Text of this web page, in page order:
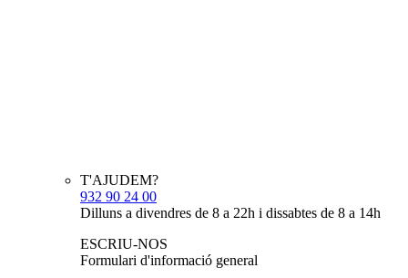
T'AJUDEM?
932 90 24 00
Dilluns a divendres de 8 a 22h i dissabtes de 8 a 14h
ESCRIU-NOS
Formulari d'informació general